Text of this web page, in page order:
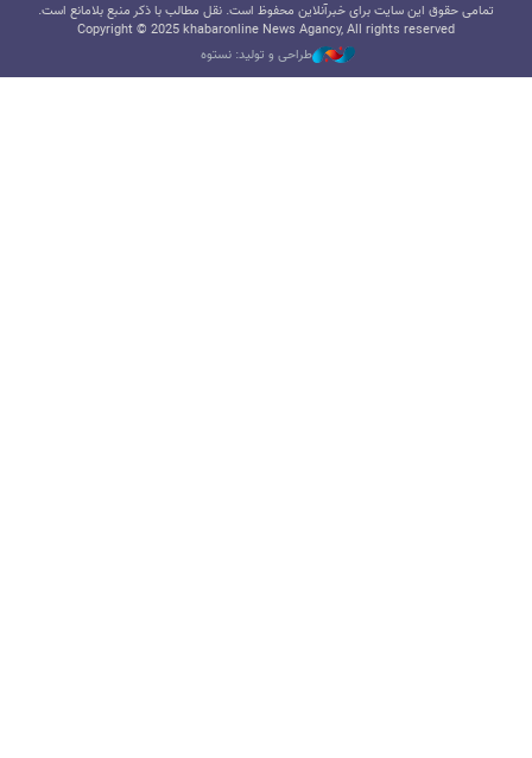
تمامی حقوق این سایت برای خبرآنلاین محفوظ است. نقل مطالب با ذکر منبع بلامانع است.
Copyright © 2025 khabaronline News Agancy, All rights reserved
طراحی و تولید: نستوه